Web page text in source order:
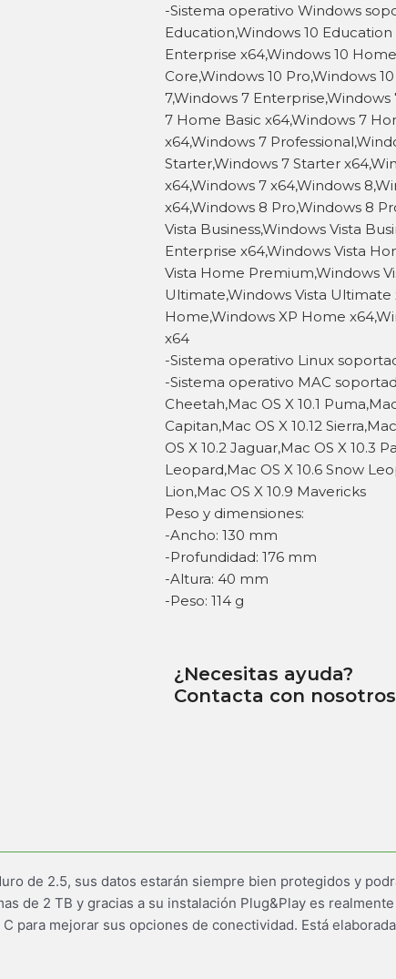
-Sistema operativo Windows
Education,Windows 10
Enterprise x64,Windows 10
Core,Windows 10 Pro,Windows
7,Windows 7
7 Home Basic x64,Windows 7
x64,Windows 7
Starter,Windows 7 Starter
x64,Windows 7 x64,Windows
x64,Windows 8 Pro,Windows 8
Vista Business,Windows Vista
Enterprise x64,Windows Vista
Vista Home Premium,Windows
Ultimate,Windows Vista Ultimate
Home,Windows XP Home
x64
-Sistema operativo Linux
-Sistema operativo MAC
Cheetah,Mac OS X 10.1
Capitan,Mac OS X 10.12
OS X 10.2 Jaguar,Mac OS X 10.3
Leopard,Mac OS X 10.6 Snow
Lion,Mac OS X 10.9 Mavericks
Peso y dimensiones:
-Ancho: 130 mm
-Profundidad: 176 mm
-Altura: 40 mm
-Peso: 114 g
¿Necesitas ayuda?
Contacta con
de 2.5, sus datos estarán siempre bien protegidos y
de 2 TB y gracias a su instalación Plug&Play es
para mejorar sus opciones de conectividad. Está